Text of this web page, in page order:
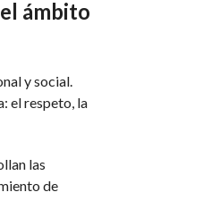
ámbito
y social.
el respeto, la
las
de